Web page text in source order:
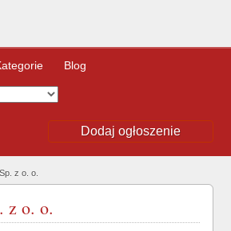
Blog
Dodaj ogłoszenie
z o. o.
z o. o.